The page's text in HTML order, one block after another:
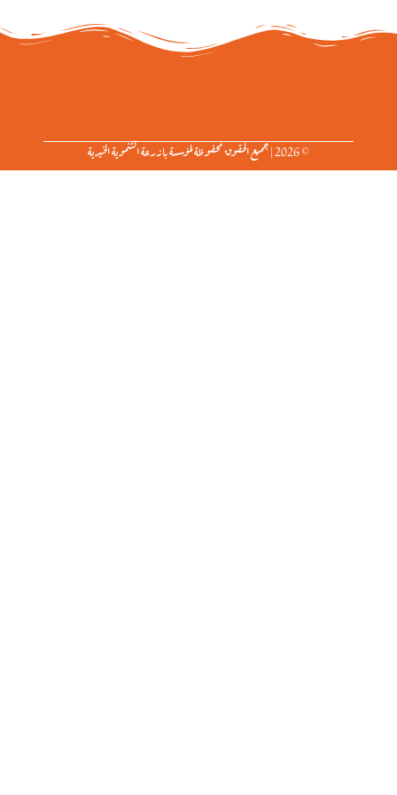
© 2026 | جميع الحقوق محفوظة لمؤسسة بازرعة التنموية الخيرية